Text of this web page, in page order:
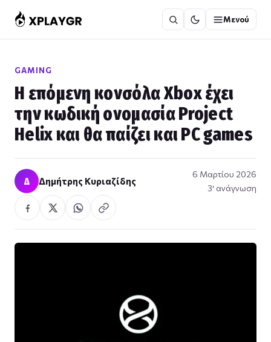
στο
περιεχόμενο
Μενού
GAMING
Η επόμενη κονσόλα Xbox έχει
την κωδική ονομασία Project
Helix και θα παίζει και PC games
Δ Δημήτρης Κυριαζίδης
6 Μαρτίου 2026
3′ ανάγνωση